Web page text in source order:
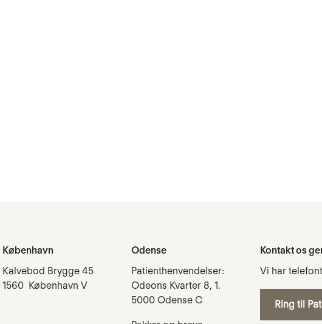
København
Kalvebod Brygge 45
1560 København V
Odense
Patienthenvendelser:
Odeons Kvarter 8, 1.
5000 Odense C
Kontakt os
Vi har
Ring til